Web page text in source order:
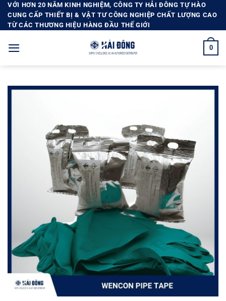
Bỏ
qua
nội
dung
VỚI HƠN 20 NĂM KINH NGHIỆM, CÔNG TY HẢI ĐÔNG TỰ HÀO
CUNG CẤP THIẾT BỊ & VẬT TƯ CÔNG NGHIỆP CHẤT LƯỢNG CAO
TỪ CÁC THƯƠNG HIỆU HÀNG ĐẦU THẾ GIỚI
0